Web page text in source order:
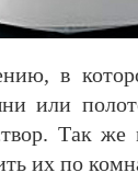
в
или
Так
их по